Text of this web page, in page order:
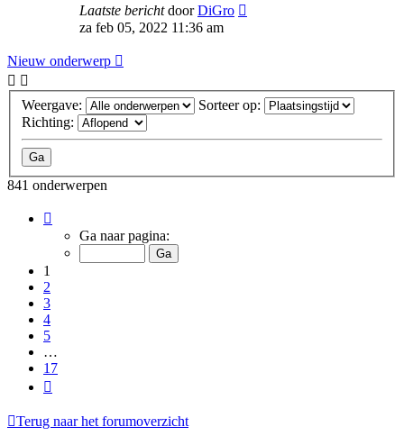
Laatste berichtdoorDiGro
za feb 05, 2022 11:36 am
Nieuw onderwerp
Weergave:
Sorteer op:
Richting:
841 onderwerpen
van
Ga naar pagina:
1
2
3
4
5
…
17
Terug naar het forumoverzicht